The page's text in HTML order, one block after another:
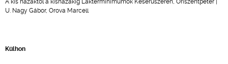
A kis házaktól a kisházakig Laktérminimumok Keserűszeren, Õriszentpéter |
U. Nagy Gábor, Orova Marcell
Külhon